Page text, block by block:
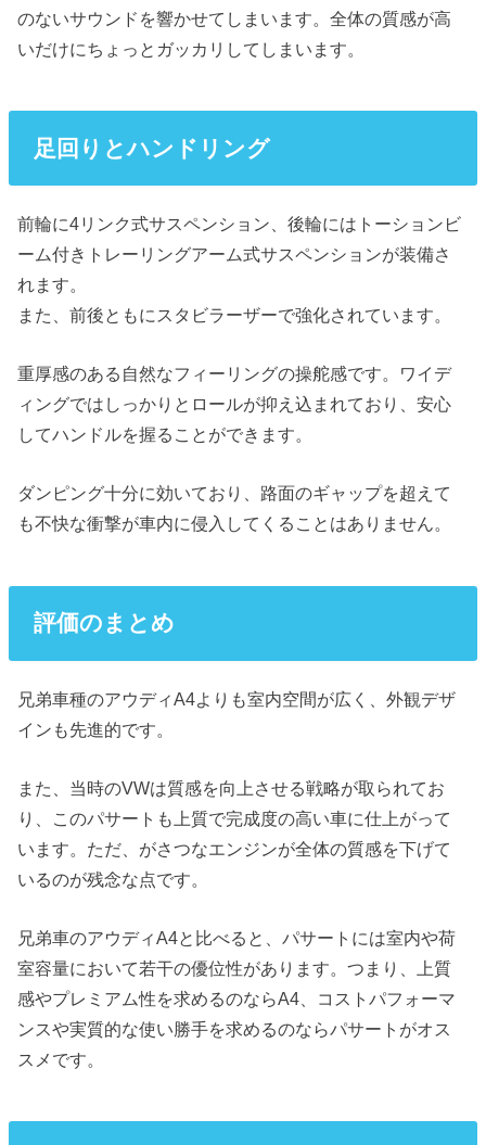
のないサウンドを響かせてしまいます。全体の質感が高
いだけにちょっとガッカリしてしまいます。
足回りとハンドリング
前輪に4リンク式サスペンション、後輪にはトーションビ
ーム付きトレーリングアーム式サスペンションが装備さ
れます。
また、前後ともにスタビラーザーで強化されています。
重厚感のある自然なフィーリングの操舵感です。ワイデ
ィングではしっかりとロールが抑え込まれており、安心
してハンドルを握ることができます。
ダンピング十分に効いており、路面のギャップを超えて
も不快な衝撃が車内に侵入してくることはありません。
評価のまとめ
兄弟車種のアウディA4よりも室内空間が広く、外観デザ
インも先進的です。
また、当時のVWは質感を向上させる戦略が取られてお
り、このパサートも上質で完成度の高い車に仕上がって
います。ただ、がさつなエンジンが全体の質感を下げて
いるのが残念な点です。
兄弟車のアウディA4と比べると、パサートには室内や荷
室容量において若干の優位性があります。つまり、上質
感やプレミアム性を求めるのならA4、コストパフォーマ
ンスや実質的な使い勝手を求めるのならパサートがオス
スメです。